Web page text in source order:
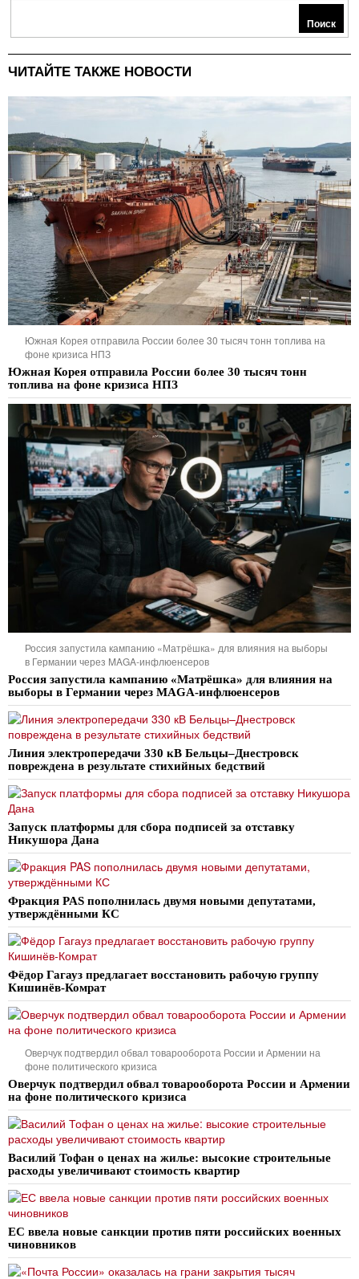
Поиск
ЧИТАЙТЕ ТАКЖЕ НОВОСТИ
Южная Корея отправила России более 30 тысяч тонн топлива на
фоне кризиса НПЗ
Южная Корея отправила России более 30 тысяч тонн
топлива на фоне кризиса НПЗ
Россия запустила кампанию «Матрёшка» для влияния на выборы
в Германии через MAGA-инфлюенсеров
Россия запустила кампанию «Матрёшка» для влияния на
выборы в Германии через MAGA-инфлюенсеров
Линия электропередачи 330 кВ Бельцы–Днестровск
повреждена в результате стихийных бедствий
Запуск платформы для сбора подписей за отставку
Никушора Дана
Фракция PAS пополнилась двумя новыми депутатами,
утверждёнными КС
Фёдор Гагауз предлагает восстановить рабочую группу
Кишинёв-Комрат
Оверчук подтвердил обвал товарооборота России и Армении на
фоне политического кризиса
Оверчук подтвердил обвал товарооборота России и Армении
на фоне политического кризиса
Василий Тофан о ценах на жилье: высокие строительные
расходы увеличивают стоимость квартир
ЕС ввела новые санкции против пяти российских военных
чиновников